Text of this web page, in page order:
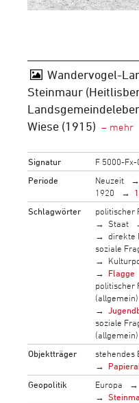
Wandervogel-
Steinmaur
Wiese (1915)
Signatur
F 5000-
Periode
Neuzeit
1920
Schlagwörter
politischer
Staat
direkte
soziale
Flagge
politischer
(allgemein)
soziale
(allgemein)
Objektträger
stehendes
Geopolitik
Europa